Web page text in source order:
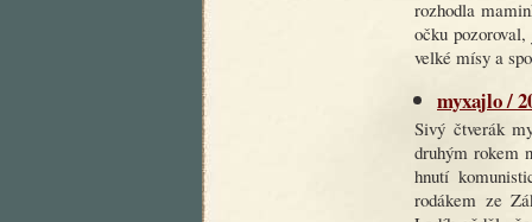
rozhodla
očku
velké mísy a
myxajlo /
Sivý čtverák
druhým rokem
hnutí
rodákem ze